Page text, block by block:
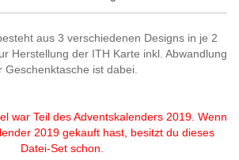
aus 3 verschiedenen Designs in je 2
Herstellung der ITH Karte inkl. Abwandlung
Geschenktasche ist dabei.
war Teil des Adventskalenders 2019. Wenn
2019 gekauft hast, besitzt du dieses
Datei-Set schon.